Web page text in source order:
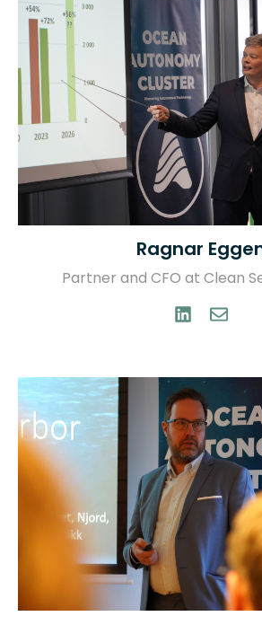
Ragnar
Partner and CFO at Clean